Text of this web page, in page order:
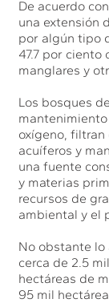
De acuerdo
una extensión
por algún tipo
47.7 por ciento
manglares y
Los bosques
oxígeno, filtran
acuíferos y
una fuente
y materias
recursos de
ambiental y el
No obstante lo
cerca de 2.5
hectáreas de
95 mil